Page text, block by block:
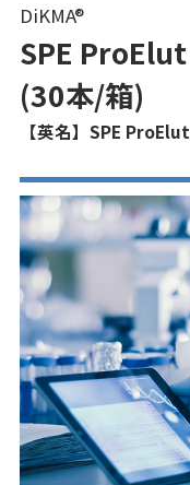
DiKMA®
SPE
(30本/箱)
【英名】SPE